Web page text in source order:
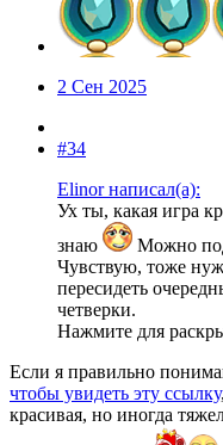
2 Сен 2025
#34
Elinor написал(а):
Ух ты, какая игра
знаю
Можно
Чувствую, тоже
пересидеть
четверки.
Нажмите для
Если я правильно
чтобы увидеть эту ссылку
красивая, но иногда